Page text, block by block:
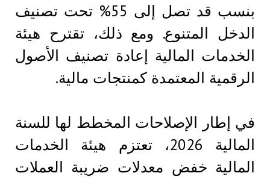
بنسب قد تصل إلى 55% تحت تصنيف
الدخل المتنوع. ومع ذلك، تقترح هيئة
الخدمات المالية إعادة تصنيف الأصول
الرقمية المعتمدة كمنتجات مالية.
في إطار الإصلاحات المخطط لها للسنة
المالية 2026، تعتزم هيئة الخدمات
المالية خفض معدلات ضريبة العملات